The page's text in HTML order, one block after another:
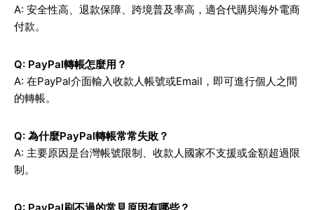
A: 安全性高、退款保障、跨境普及率高，適合代購與海外電商
付款。
Q: PayPal轉帳怎麼用？
A: 在PayPal介面輸入收款人帳號或Email，即可進行個人之間
的轉帳。
Q: 為什麼PayPal轉帳常常失敗？
A: 主要原因是台灣帳號限制、收款人國家不支援或金額超過限
制。